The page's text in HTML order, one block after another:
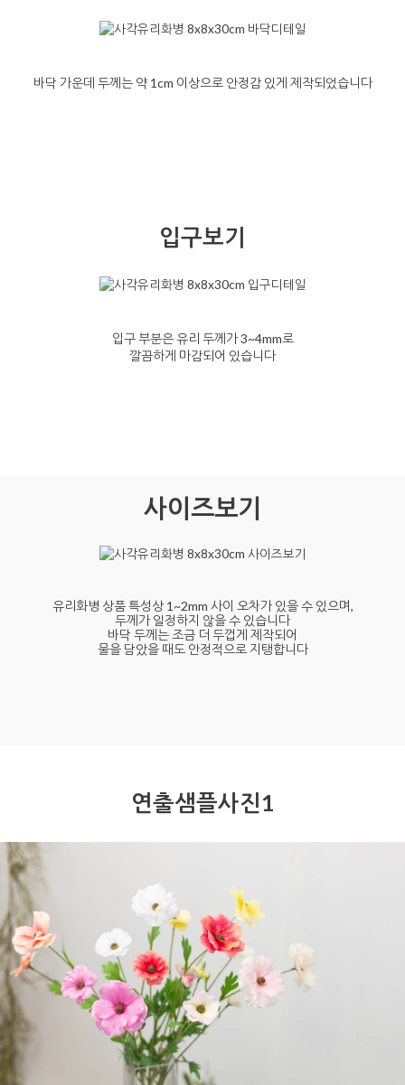
바닥 가운데 두께는 약 1cm 이상으로 안정감 있게 제작되었습니다
입구보기
입구 부분은 유리 두께가 3~4mm로
깔끔하게 마감되어 있습니다
사이즈보기
유리화병 상품 특성상 1~2mm 사이 오차가 있을 수 있으며,
두께가 일정하지 않을 수 있습니다
바닥 두께는 조금 더 두껍게 제작되어
물을 담았을 때도 안정적으로 지탱합니다
연출샘플사진1